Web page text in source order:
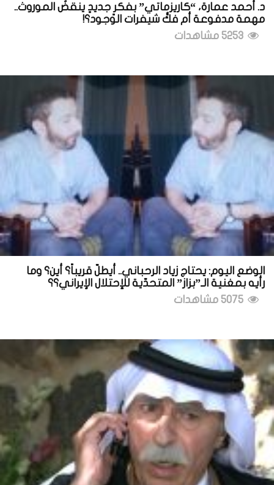
د. أحمد عمارة، “كاريزماتي” بفكرٍ جديدٍ ينقضُ الموروث..
مهمة مدفوعة أم فكُّ شيفرات الوجود؟!
الوضع اليوم: يحتاج زياد الرحباني.. أيطلّ قريباً؟ أين؟ وما
رأيه بمغنية الـ”بزاز” المتحدّية للإحتلال الإيراني؟؟